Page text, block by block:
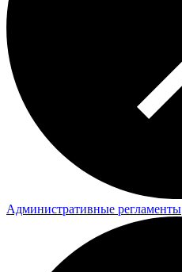
Административные регламенты